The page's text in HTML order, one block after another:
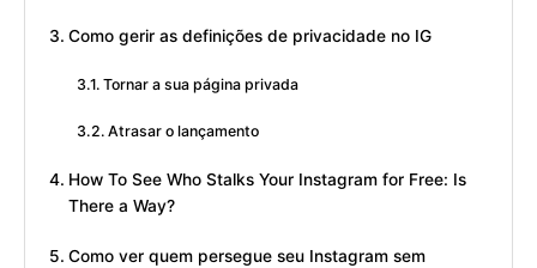
Como gerir as definições de privacidade no IG
Tornar a sua página privada
Atrasar o lançamento
How To See Who Stalks Your Instagram for Free: Is
There a Way?
Como ver quem persegue seu Instagram sem